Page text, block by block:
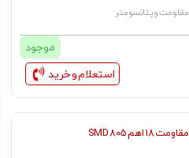
مقاومت و پتانسومتر
موجود
استعلام و خرید
مقاومت 18 اهم SMD 805